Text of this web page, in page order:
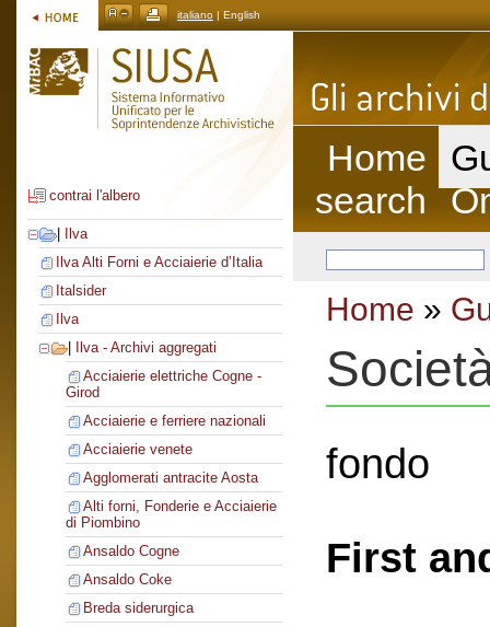
italiano | English
contrai l'albero
Ilva
Ilva Alti Forni e Acciaierie d’Italia
Italsider
Ilva
Ilva - Archivi aggregati
Acciaierie elettriche Cogne -
Girod
Acciaierie e ferriere nazionali
Acciaierie venete
Agglomerati antracite Aosta
Alti forni, Fonderie e Acciaierie
di Piombino
Ansaldo Cogne
Ansaldo Coke
Breda siderurgica
Home
search
Home »
fondo
First